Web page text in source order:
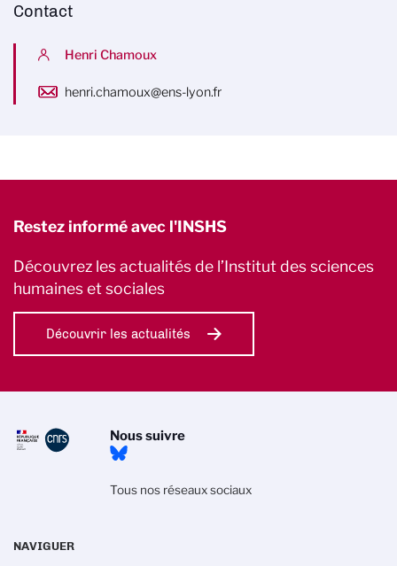
Contact
Henri Chamoux
henri.chamoux@ens-lyon.fr
Restez informé avec l'INSHS
Découvrez les actualités de l’Institut des sciences
humaines et sociales
Découvrir les actualités
Nous suivre
Tous nos réseaux sociaux
NAVIGUER